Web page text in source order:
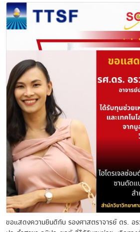
ขอแสดงความยินดีกับ รองศาสตราจารย์ ดร.